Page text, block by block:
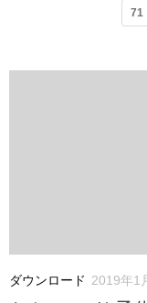
71
ダウンロード 2019年1